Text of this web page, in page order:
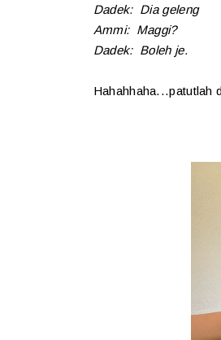
Dadek: Dia geleng
Ammi: Maggi?
Dadek: Boleh je.
Hahahhaha...patutlah